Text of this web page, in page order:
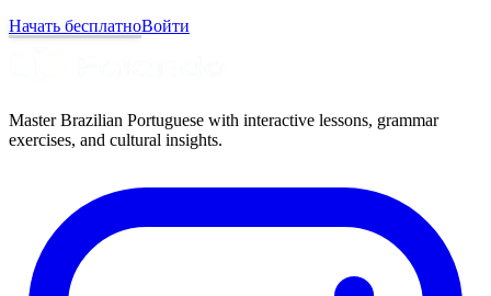
Начать бесплатноВойти
Master Brazilian Portuguese with interactive lessons, grammar
exercises, and cultural insights.